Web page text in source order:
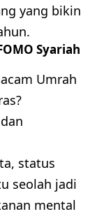
yang bikin
Syariah
Umrah
status
seolah jadi
mental